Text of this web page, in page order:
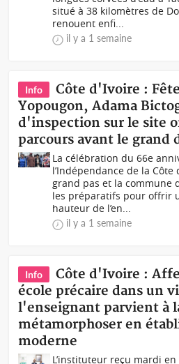
situé à 38 kilomètres de
renouent enfi...
il y a 1 semaine
Info
Côte d'Ivoire :
Yopougon, Adama
d'inspection sur le site
parcours avant le grand
La célébration du 66e
l’Indépendance de la Côte
grand pas et la commune
les préparatifs pour offrir
hauteur de l’en...
il y a 1 semaine
Info
Côte d'Ivoire :
école précaire dans un
l'enseignant parvient à
métamorphoser en
moderne
L’instituteur reçu mardi